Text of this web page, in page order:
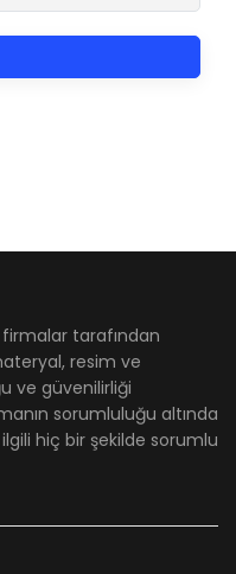
tarafından
resim ve
ve güvenilirliği
sorumluluğu altında
hiç bir şekilde sorumlu